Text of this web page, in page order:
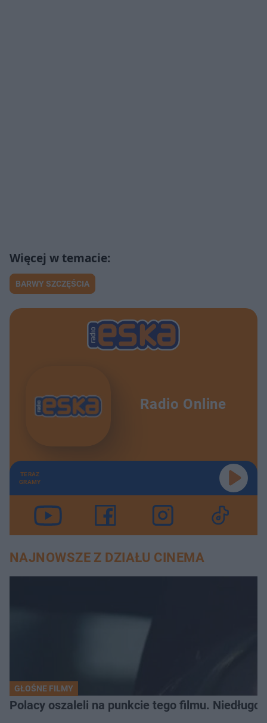
BARWY SZCZĘŚCIA
Radio Online
TERAZ
GRAMY
NAJNOWSZE Z DZIAŁU CINEMA
GŁOŚNE FILMY
Polacy oszaleli na punkcie tego filmu. Niedługo